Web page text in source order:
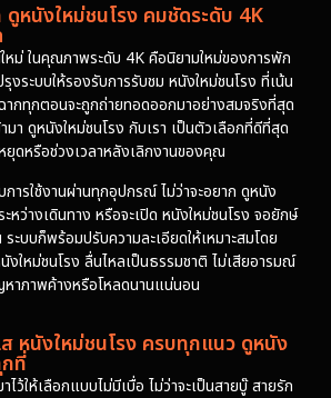
หนังใหม่ชนโรง คมชัดระดับ 4K
หม่ ในคุณภาพระดับ 4K คือนิยามใหม่ของการพัก
งระบบให้รองรับการรับชม หนังใหม่ชนโรง ที่เน้น
ากทุกตอนจะถูกถ่ายทอดออกมาอย่างสมจริงที่สุด
มา ดูหนังใหม่ชนโรง กับเรา เป็นตัวเลือกที่ดีที่สุด
ยุดหรือช่วงเวลาหลังเลิกงานของคุณ
ารใช้งานผ่านทุกอุปกรณ์ ไม่ว่าจะอยาก ดูหนัง
หว่างเดินทาง หรือจะเปิด หนังใหม่ชนโรง จอยักษ์
ะบบก็พร้อมปรับความละเอียดให้เหมาะสมโดย
งใหม่ชนโรง ลื่นไหลเป็นธรรมชาติ ไม่เสียอารมณ์
าภาพค้างหรือโหลดนานแน่นอน
หนังใหม่ชนโรง ครบทุกแนว ดูหนัง
ที่
ไว้ให้เลือกแบบไม่มีเบื่อ ไม่ว่าจะเป็นสายบู๊ สายรัก